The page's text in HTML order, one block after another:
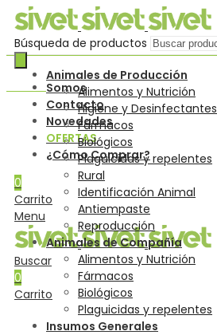
Búsqueda de productos
Somos
Contacto
Novedades
OFERTAS
¿Cómo Comprar?
0
Carrito
Menu
Buscar
0
Carrito
Animales de Producción
Alimentos y Nutrición
Higiene y Desinfectantes
Fármacos
Biológicos
Plaguicidas y repelentes
Rural
Identificación Animal
Antiempaste
Reproducción
Animales de Compañía
Alimentos y Nutrición
Fármacos
Biológicos
Plaguicidas y repelentes
Insumos Generales